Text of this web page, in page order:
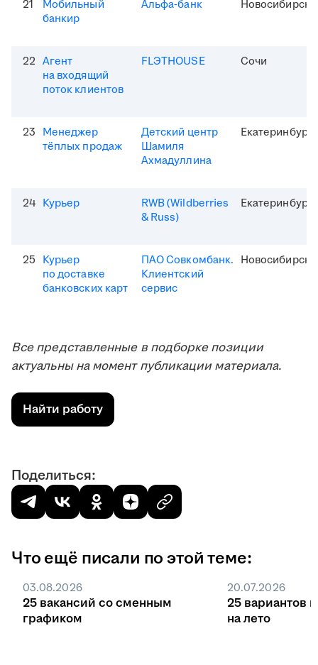
21
Мобильный
банкир
Альфа-банк Новосибирск
22 Агент
на входящий
поток клиентов
FLЭTHOUSE Сочи
23 Менеджер
тёплых продаж
Детский центр
Шамиля
Ахмадуллина
Екатеринбург
24 Курьер
RWB (Wildberries
& Russ)
Екатеринбург
25 Курьер
по доставке
банковских карт
ПАО Совкомбанк.
Клиентский
сервис
Новосибирск
Все представленные в подборке позиции
актуальны на момент публикации материала.
Найти работу
Поделиться:
Что ещё писали по этой теме:
03.08.2026
25 вакансий со сменным
графиком
20.07.2026
25 вариантов
на лето